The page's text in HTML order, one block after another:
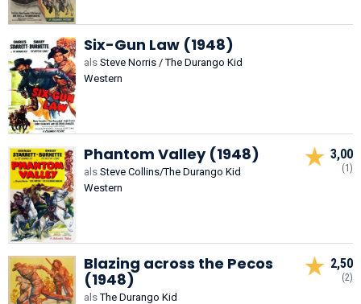
Six-Gun Law (1948)
als Steve Norris / The Durango Kid
Western
Phantom Valley (1948)
als Steve Collins/The Durango Kid
Western
3,00
(1)
Blazing across the Pecos
(1948)
alsThe Durango Kid
2,50
(2)